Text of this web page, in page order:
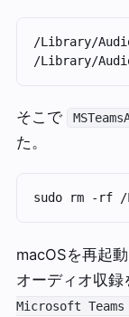
/Library/
そこで
た。
macOSを再起
オーディオ収録
Microsoft